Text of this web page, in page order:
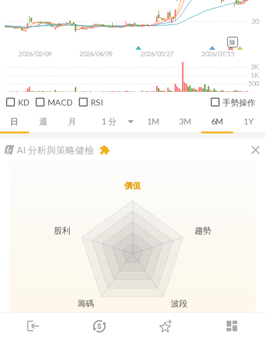
login dashboard
市場 登入
日 週 月 1M 3M 6M 1Y
2026/02/09 2026/04/09 2026/05/27 2026/07/15
30
500
1K
2K
除
KD MACD RSI 手勢操作
AI 分析與策略健檢 close
extension
趨勢動能 波段訊號
價值
趨勢
波段
籌碼
股利